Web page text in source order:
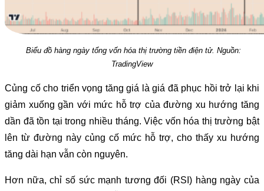
Biểu đồ hàng ngày tổng vốn hóa thị trường tiền điện tử. Nguồn:
TradingView
Củng cố cho triển vọng tăng giá là giá đã phục hồi trở lại khi
giảm xuống gần với mức hỗ trợ của đường xu hướng tăng
dần đã tồn tại trong nhiều tháng. Việc vốn hóa thị trường bật
lên từ đường này củng cố mức hỗ trợ, cho thấy xu hướng
tăng dài hạn vẫn còn nguyên.
Hơn nữa, chỉ số sức mạnh tương đối (RSI) hàng ngày của